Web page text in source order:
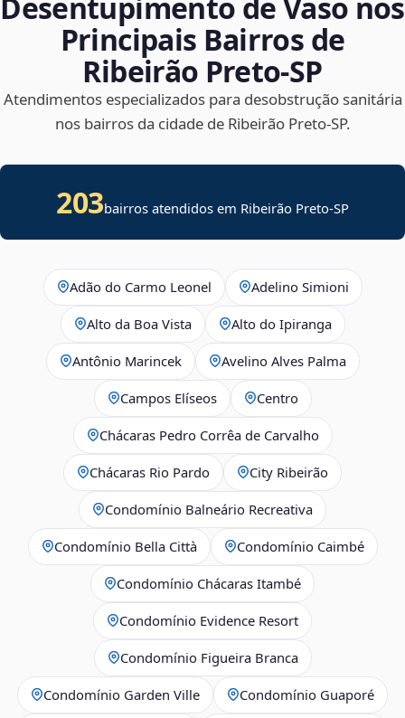
Principais Bairros de
Ribeirão Preto‑SP
Atendimentos especializados para desobstrução sanitária
nos bairros da cidade de Ribeirão Preto‑SP.
203bairros atendidos em Ribeirão Preto-SP
Adão do Carmo Leonel Adelino Simioni
Alto da Boa Vista Alto do Ipiranga
Antônio Marincek Avelino Alves Palma
Campos Elíseos Centro
Chácaras Pedro Corrêa de Carvalho
Chácaras Rio Pardo City Ribeirão
Condomínio Balneário Recreativa
Condomínio Bella Città Condomínio Caimbé
Condomínio Chácaras Itambé
Condomínio Evidence Resort
Condomínio Figueira Branca
Condomínio Garden Ville Condomínio Guaporé